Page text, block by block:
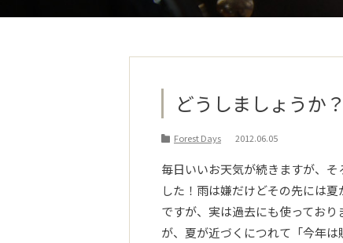
どうしましょうか
Forest Days 2012.06.05
毎日いいお天気が続きますが、
した！雨は嫌だけどその先には
ですが、実は過去にも使ってお
が、夏が近づくにつれて「今年